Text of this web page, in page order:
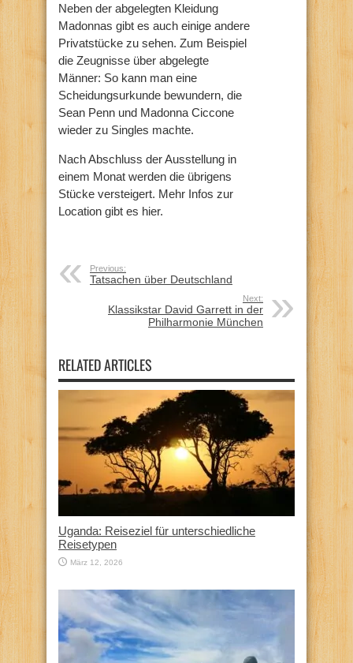
Neben der abgelegten Kleidung
Madonnas gibt es auch einige andere
Privatstücke zu sehen. Zum Beispiel
die Zeugnisse über abgelegte
Männer: So kann man eine
Scheidungsurkunde bewundern, die
Sean Penn und Madonna Ciccone
wieder zu Singles machte.
Nach Abschluss der Ausstellung in
einem Monat werden die übrigens
Stücke versteigert. Mehr Infos zur
Location gibt es hier.
Previous:
Tatsachen über Deutschland
Next:
Klassikstar David Garrett in der
Philharmonie München
RELATED ARTICLES
Uganda: Reiseziel für unterschiedliche
Reisetypen
März 12, 2026